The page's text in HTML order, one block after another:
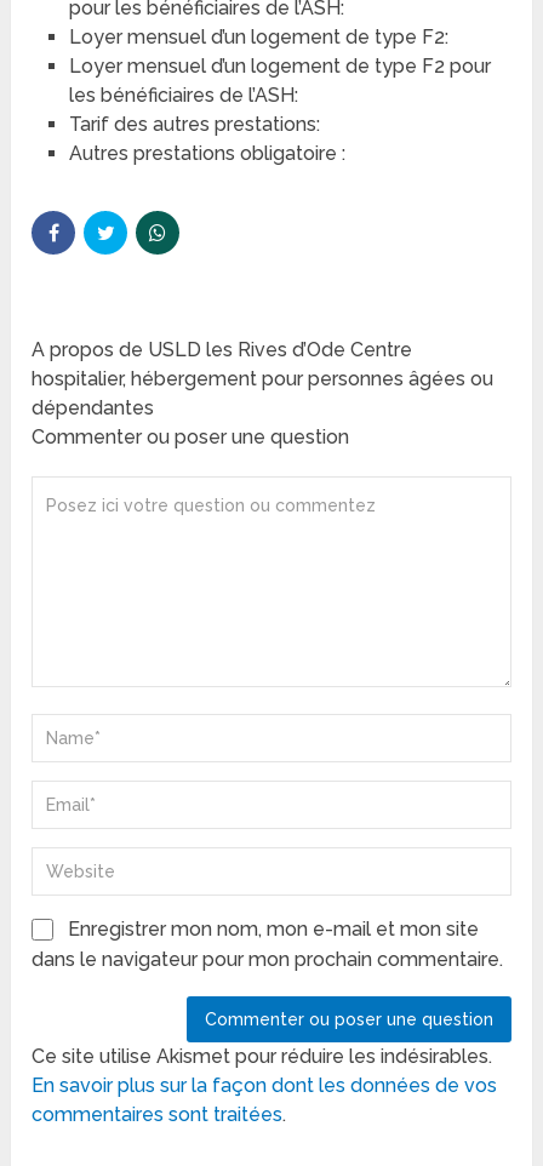
pour les bénéficiaires de l’ASH:
Loyer mensuel d’un logement de type F2:
Loyer mensuel d’un logement de type F2 pour
les bénéficiaires de l’ASH:
Tarif des autres prestations:
Autres prestations obligatoire :
A propos de USLD les Rives d’Ode Centre
hospitalier, hébergement pour personnes âgées ou
dépendantes
Commenter ou poser une question
Enregistrer mon nom, mon e-mail et mon site
dans le navigateur pour mon prochain commentaire.
Ce site utilise Akismet pour réduire les indésirables.
En savoir plus sur la façon dont les données de vos
commentaires sont traitées.